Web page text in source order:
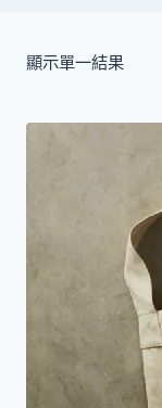
顯示單一結果